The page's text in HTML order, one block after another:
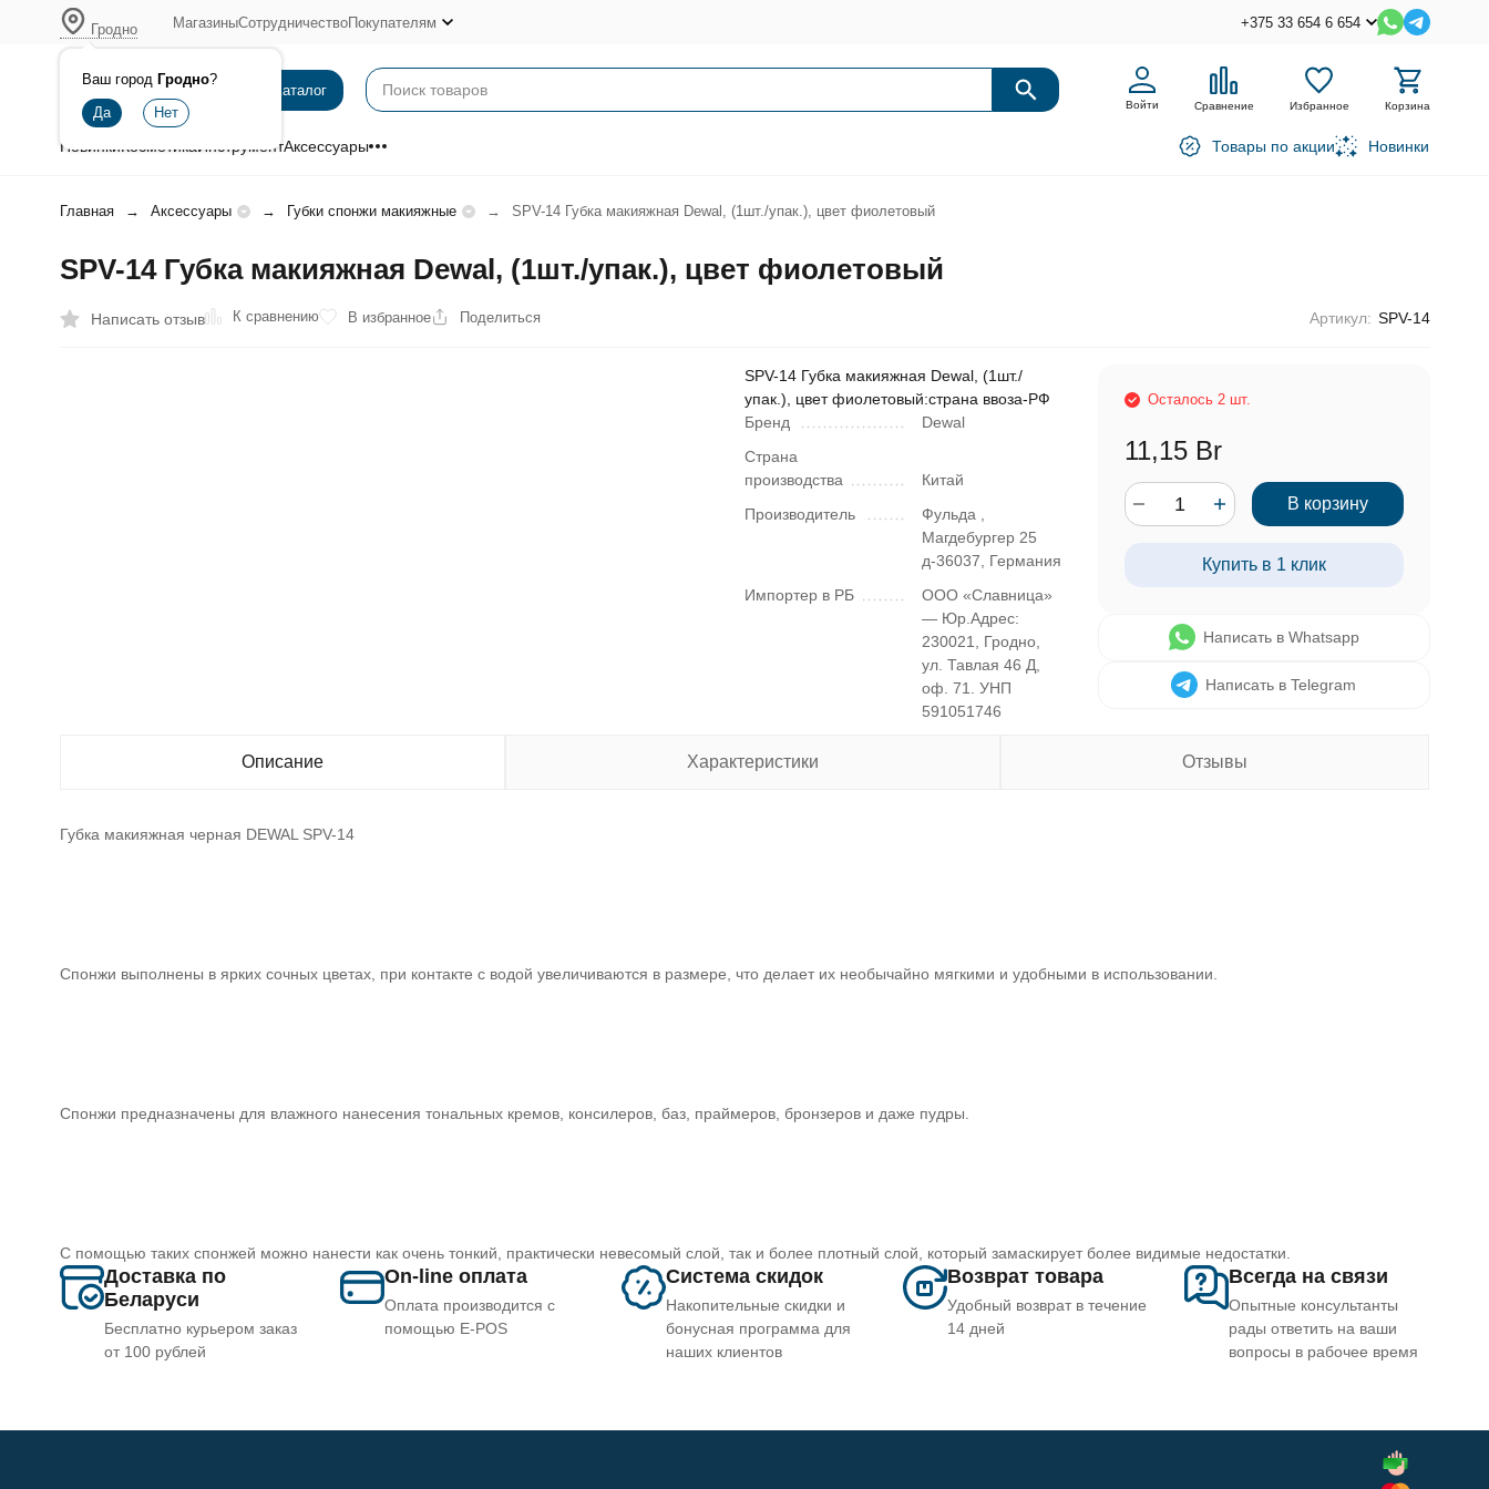
Гродно
Ваш город Гродно?
МагазиныСотрудничествоПокупателям +375 33 654 6 654
Каталог
Войти Сравнение Избранное Корзина
НовинкиКосметикаИнструментАксессуары Товары по акции Новинки
Главная Аксессуары Губки спонжи макияжные SPV-14 Губка макияжная Dewal, (1шт./упак.), цвет фиолетовый
SPV-14 Губка макияжная Dewal, (1шт./упак.), цвет фиолетовый
Написать отзыв К сравнению В избранное Поделиться Артикул: SPV-14
SPV-14 Губка макияжная Dewal, (1шт./
упак.), цвет фиолетовый:страна ввоза-РФ
Бренд
Dewal
Страна
производства
Китай
Производитель
Фульда ,
Магдебургер 25
д-36037, Германия
Импортер в РБ
ООО «Славница»
— Юр.Адрес:
230021, Гродно,
ул. Тавлая 46 Д,
оф. 71. УНП
591051746
Осталось 2 шт.
11,15 Br
В корзину
Купить в 1 клик
Написать в Whatsapp
Написать в Telegram
Описание Характеристики Отзывы
Губка макияжная черная DEWAL SPV-14
Спонжи выполнены в ярких сочных цветах, при контакте с водой увеличиваются в размере, что делает их необычайно мягкими и удобными в использовании.
Спонжи предназначены для влажного нанесения тональных кремов, консилеров, баз, праймеров, бронзеров и даже пудры.
С помощью таких спонжей можно нанести как очень тонкий, практически невесомый слой, так и более плотный слой, который замаскирует более видимые недостатки.
Доставка по
Беларуси
Бесплатно курьером заказ
от 100 рублей
On-line оплата
Оплата производится с
помощью E-POS
Система скидок
Накопительные скидки и
бонусная программа для
наших клиентов
Возврат товара
Удобный возврат в течение
14 дней
Всегда на связи
Опытные консультанты
рады ответить на ваши
вопросы в рабочее время